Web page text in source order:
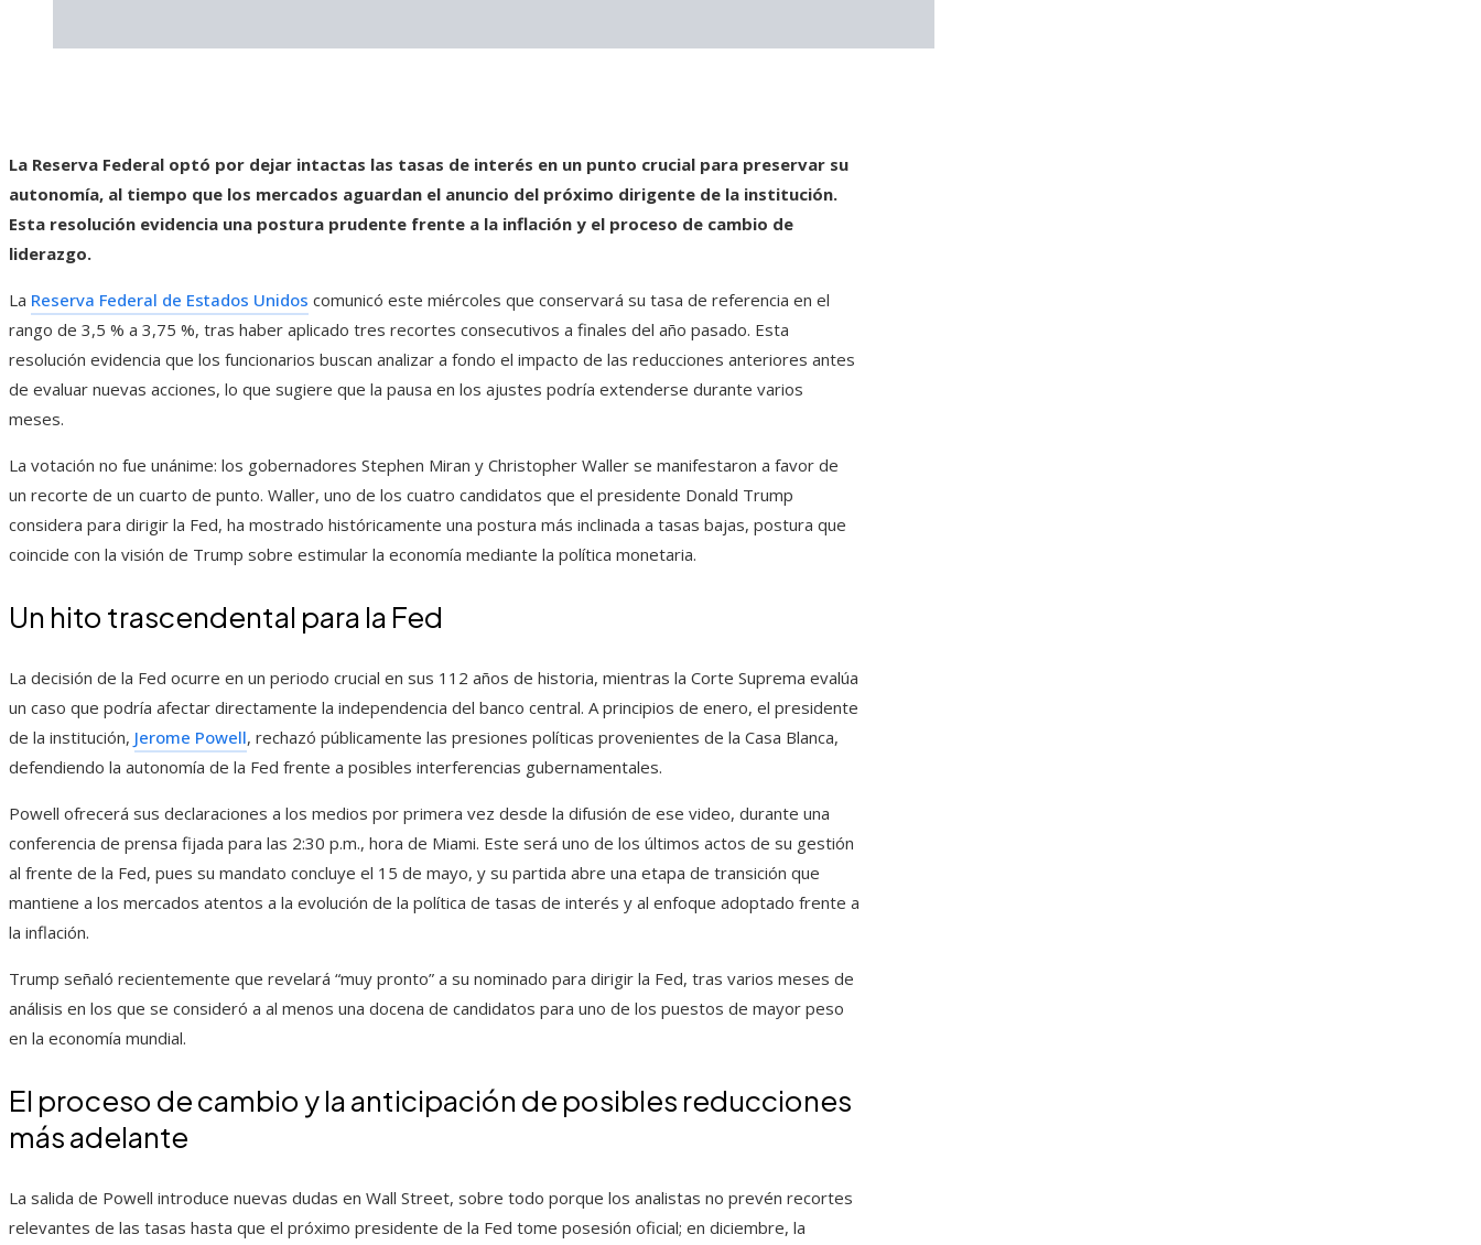
La Reserva Federal optó por dejar intactas las tasas de interés en un punto crucial para preservar su
autonomía, al tiempo que los mercados aguardan el anuncio del próximo dirigente de la institución.
Esta resolución evidencia una postura prudente frente a la inflación y el proceso de cambio de
liderazgo.
La Reserva Federal de Estados Unidos comunicó este miércoles que conservará su tasa de referencia en el
rango de 3,5 % a 3,75 %, tras haber aplicado tres recortes consecutivos a finales del año pasado. Esta
resolución evidencia que los funcionarios buscan analizar a fondo el impacto de las reducciones anteriores antes
de evaluar nuevas acciones, lo que sugiere que la pausa en los ajustes podría extenderse durante varios
meses.
La votación no fue unánime: los gobernadores Stephen Miran y Christopher Waller se manifestaron a favor de
un recorte de un cuarto de punto. Waller, uno de los cuatro candidatos que el presidente Donald Trump
considera para dirigir la Fed, ha mostrado históricamente una postura más inclinada a tasas bajas, postura que
coincide con la visión de Trump sobre estimular la economía mediante la política monetaria.
Un hito trascendental para la Fed
La decisión de la Fed ocurre en un periodo crucial en sus 112 años de historia, mientras la Corte Suprema evalúa
un caso que podría afectar directamente la independencia del banco central. A principios de enero, el presidente
de la institución, Jerome Powell, rechazó públicamente las presiones políticas provenientes de la Casa Blanca,
defendiendo la autonomía de la Fed frente a posibles interferencias gubernamentales.
Powell ofrecerá sus declaraciones a los medios por primera vez desde la difusión de ese video, durante una
conferencia de prensa fijada para las 2:30 p.m., hora de Miami. Este será uno de los últimos actos de su gestión
al frente de la Fed, pues su mandato concluye el 15 de mayo, y su partida abre una etapa de transición que
mantiene a los mercados atentos a la evolución de la política de tasas de interés y al enfoque adoptado frente a
la inflación.
Trump señaló recientemente que revelará “muy pronto” a su nominado para dirigir la Fed, tras varios meses de
análisis en los que se consideró a al menos una docena de candidatos para uno de los puestos de mayor peso
en la economía mundial.
El proceso de cambio y la anticipación de posibles reducciones
más adelante
La salida de Powell introduce nuevas dudas en Wall Street, sobre todo porque los analistas no prevén recortes
relevantes de las tasas hasta que el próximo presidente de la Fed tome posesión oficial; en diciembre, la